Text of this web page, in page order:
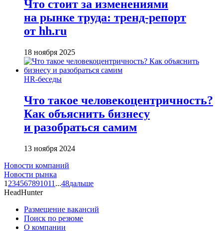
Что стоит за изменениями
на рынке труда: тренд-репорт
от hh.ru
18 ноября 2025
HR-беседы
Что такое человеко­центричность?
Как объяснить бизнесу
и разобраться самим
13 ноября 2024
Новости компаний
Новости рынка
1 234567891011 ...48дальше
HeadHunter
Размещение вакансий
Поиск по резюме
О компании